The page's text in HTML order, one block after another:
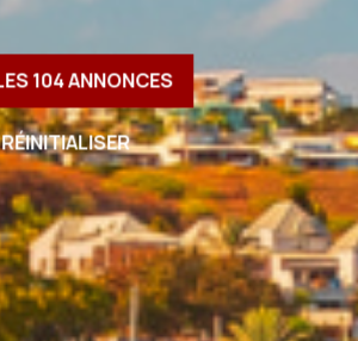
104ANNONCES
RÉINITIALISER